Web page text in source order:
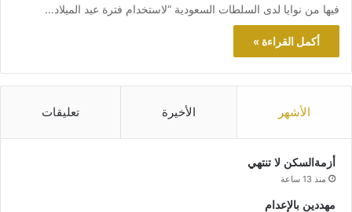
فيها من نوايا لدى السلطات السعودية “لاستخدام فترة عيد الميلاد…
أكمل القراءة »
الأشهر الأخيرة تعليقات
أزمةالسكن لا تنتهي
منذ 13 ساعة
مهددين بالإعدام